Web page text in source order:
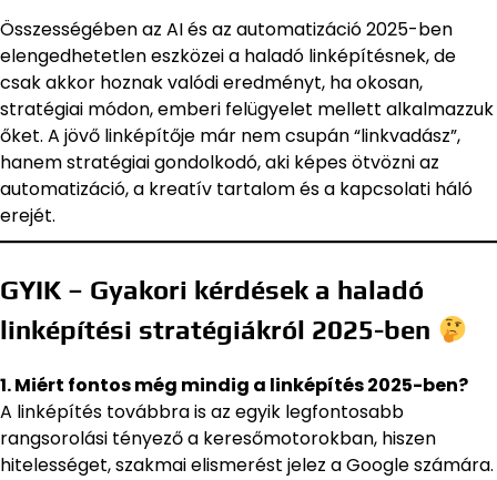
Összességében az AI és az automatizáció 2025-ben
elengedhetetlen eszközei a haladó linképítésnek, de
csak akkor hoznak valódi eredményt, ha okosan,
stratégiai módon, emberi felügyelet mellett alkalmazzuk
őket. A jövő linképítője már nem csupán “linkvadász”,
hanem stratégiai gondolkodó, aki képes ötvözni az
automatizáció, a kreatív tartalom és a kapcsolati háló
erejét.
GYIK – Gyakori kérdések a haladó
linképítési stratégiákról 2025-ben
1. Miért fontos még mindig a linképítés 2025-ben?
A linképítés továbbra is az egyik legfontosabb
rangsorolási tényező a keresőmotorokban, hiszen
hitelességet, szakmai elismerést jelez a Google számára.